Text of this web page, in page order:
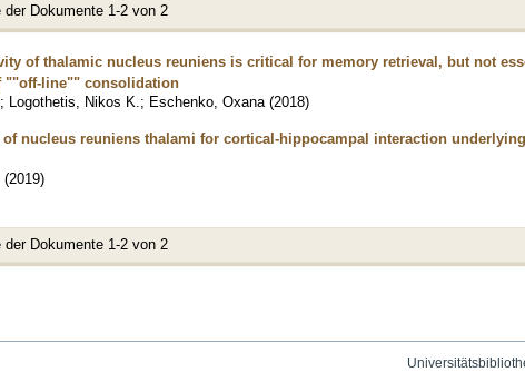
der Dokumente 1-2 von 2
of thalamic nucleus reuniens is critical for memory retrieval, but not
""off-line"" consolidation
; Logothetis, Nikos K. ; Eschenko, Oxana (2018)
of nucleus reuniens thalami for cortical-hippocampal interaction
(2019)
der Dokumente 1-2 von 2